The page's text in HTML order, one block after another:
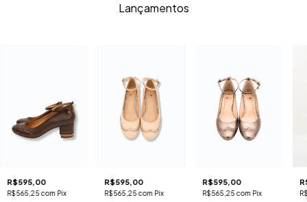
Lançamentos
R$595,00
R$565,25com Pix
R$595,00
R$565,25com Pix
R$595,00
R$565,25com Pix